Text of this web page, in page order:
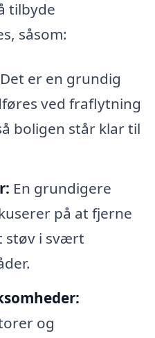
tilbyde
såsom:
Det er en grundig
ved fraflytning
boligen står klar til
En grundigere
på at fjerne
støv i svært
og